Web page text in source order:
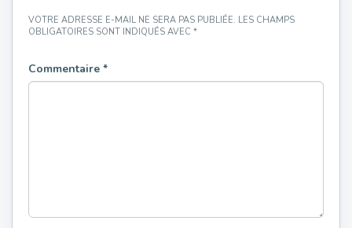
VOTRE ADRESSE E-MAIL NE SERA PAS PUBLIÉE. LES CHAMPS
OBLIGATOIRES SONT INDIQUÉS AVEC *
Commentaire *